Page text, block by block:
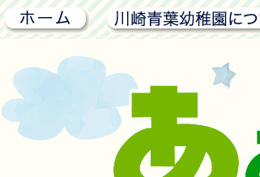
ホーム